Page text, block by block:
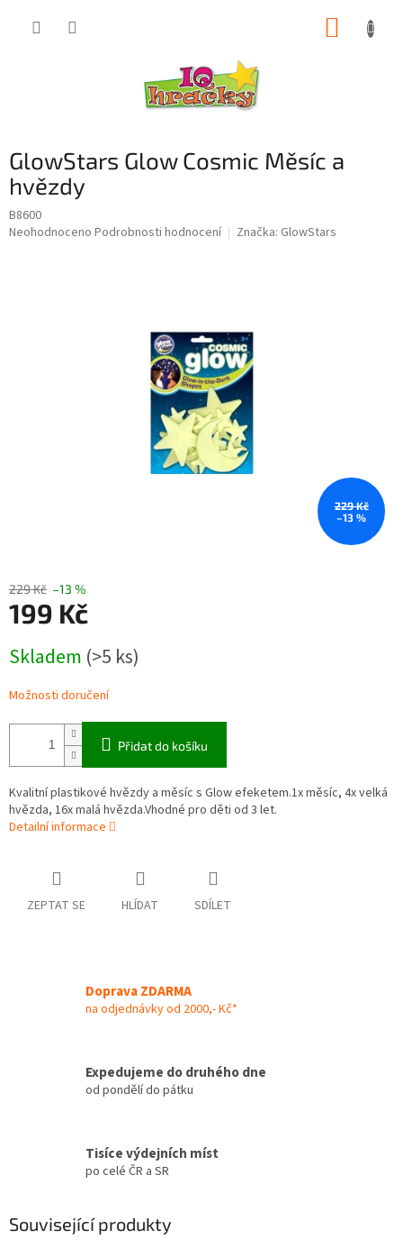
GlowStars Glow Cosmic Měsíc a
hvězdy
B8600
Průměrné
Neohodnoceno Podrobnosti hodnocení Značka: GlowStars
229 Kč
–13 %
229 Kč –13 %
199 Kč
cena:
Skladem (>5 ks)
Možnosti doručení
Přidat do košíku
Kvalitní plastikové hvězdy a měsíc s Glow efeketem.1x měsíc, 4x velká
hvězda, 16x malá hvězda.Vhodné pro děti od 3 let.
Detailní informace
ZEPTAT SE HLÍDAT SDÍLET
Doprava ZDARMA
na odjednávky od 2000,- Kč*
Expedujeme do druhého dne
od pondělí do pátku
Tisíce výdejních míst
po celé ČR a SR
Související produkty